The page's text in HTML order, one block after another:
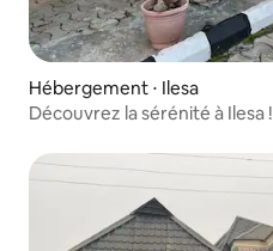
Hébergement ⋅ Ilesa
Découvrez la sérénité à Ilesa !